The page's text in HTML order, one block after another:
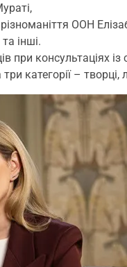
різноманіття ООН
інші.
при консультаціях із
категорії – творці,